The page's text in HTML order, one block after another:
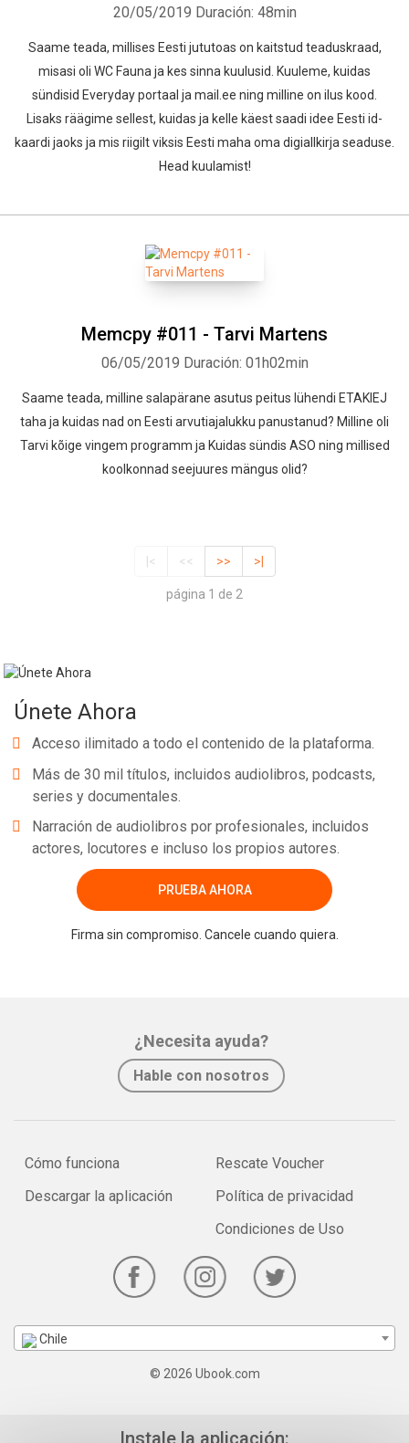
20/05/2019 Duración: 48min
Saame teada, millises Eesti jututoas on kaitstud teaduskraad,
misasi oli WC Fauna ja kes sinna kuulusid. Kuuleme, kuidas
sündisid Everyday portaal ja mail.ee ning milline on ilus kood.
Lisaks räägime sellest, kuidas ja kelle käest saadi idee Eesti id-
kaardi jaoks ja mis riigilt viksis Eesti maha oma digiallkirja seaduse.
Head kuulamist!
Memcpy #011 - Tarvi Martens
06/05/2019 Duración: 01h02min
Saame teada, milline salapärane asutus peitus lühendi ETAKIEJ
taha ja kuidas nad on Eesti arvutiajalukku panustanud? Milline oli
Tarvi kõige vingem programm ja Kuidas sündis ASO ning millised
koolkonnad seejuures mängus olid?
|< << >> >|
página 1 de 2
Únete Ahora
Acceso ilimitado a todo el contenido de la plataforma.
Más de 30 mil títulos, incluidos audiolibros, podcasts,
series y documentales.
Narración de audiolibros por profesionales, incluidos
actores, locutores e incluso los propios autores.
PRUEBA AHORA
Firma sin compromiso. Cancele cuando quiera.
¿Necesita ayuda?
Hable con nosotros
Cómo funciona
Descargar la aplicación
Rescate Voucher
Política de privacidad
Condiciones de Uso
Chile
© 2026 Ubook.com